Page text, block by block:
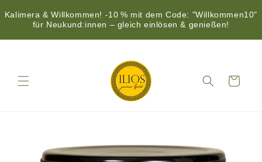
Kalimera & Willkommen! -10 % mit dem Code: "Willkommen10"
für Neukund:innen – gleich einlösen & genießen!
Inhalt
Warenkorb